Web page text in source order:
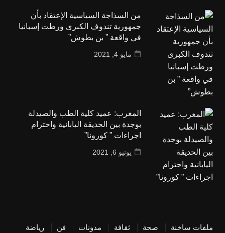
من السذاجة السياسية الإعتقاد بأن
جمهورية تندوف الكبرى ورطت إسبانيا
في واقعة ” بن بطوش”
مايو 4, 2021
المغرب: عميد كلية الطب والصيدلة
بوجدة بين الحديقة اليابانية واحترام
اجراءات ” كورونا”
يونيو 6, 2021
ملفات ساخنة صحة ثقافة مدونات فن رياضة